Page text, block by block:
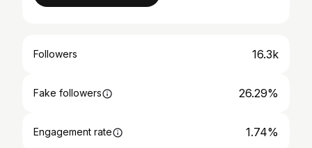
Followers 16.3k
Fake followers 26.29%
Engagement rate 1.74%